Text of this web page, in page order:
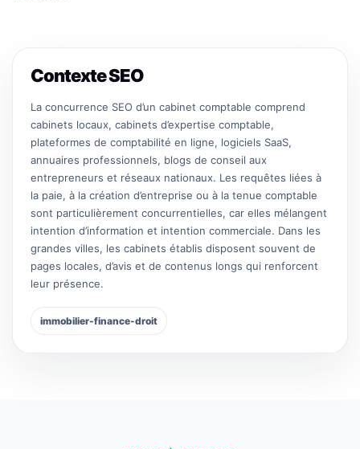
Contexte SEO
La concurrence SEO d’un cabinet comptable comprend
cabinets locaux, cabinets d’expertise comptable,
plateformes de comptabilité en ligne, logiciels SaaS,
annuaires professionnels, blogs de conseil aux
entrepreneurs et réseaux nationaux. Les requêtes liées à
la paie, à la création d’entreprise ou à la tenue comptable
sont particulièrement concurrentielles, car elles mélangent
intention d’information et intention commerciale. Dans les
grandes villes, les cabinets établis disposent souvent de
pages locales, d’avis et de contenus longs qui renforcent
leur présence.
immobilier-finance-droit